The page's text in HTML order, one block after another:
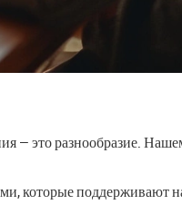
— это разнообразие.
которые поддерживают